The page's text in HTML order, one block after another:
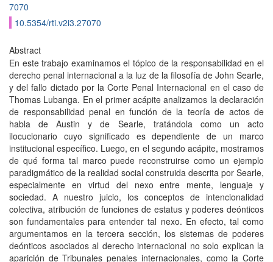
7070
10.5354/rti.v2i3.27070
Abstract
En este trabajo examinamos el tópico de la responsabilidad en el
derecho penal internacional a la luz de la filosofía de John Searle,
y del fallo dictado por la Corte Penal Internacional en el caso de
Thomas Lubanga. En el primer acápite analizamos la declaración
de responsabilidad penal en función de la teoría de actos de
habla de Austin y de Searle, tratándola como un acto
ilocucionario cuyo significado es dependiente de un marco
institucional específico. Luego, en el segundo acápite, mostramos
de qué forma tal marco puede reconstruirse como un ejemplo
paradigmático de la realidad social construida descrita por Searle,
especialmente en virtud del nexo entre mente, lenguaje y
sociedad. A nuestro juicio, los conceptos de intencionalidad
colectiva, atribución de funciones de estatus y poderes deónticos
son fundamentales para entender tal nexo. En efecto, tal como
argumentamos en la tercera sección, los sistemas de poderes
deónticos asociados al derecho internacional no solo explican la
aparición de Tribunales penales internacionales, como la Corte